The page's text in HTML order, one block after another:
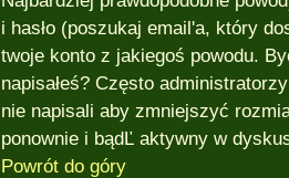
i hasło (poszukaj email'a, który
twoje konto z jakiegoś powodu.
napisałeś? Często
nie napisali aby zmniejszyć
ponownie i bądĽ aktywny w
Powrót do góry